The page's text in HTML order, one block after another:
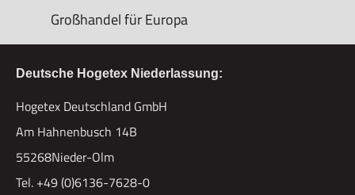
Großhandel für Europa
Deutsche Hogetex Niederlassung:
Hogetex Deutschland GmbH
Am Hahnenbusch 14B
55268Nieder-Olm
Tel. +49 (0)6136-7628-0